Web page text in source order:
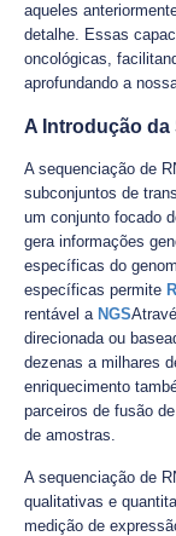
aqueles
detalhe. Essas
oncológicas,
aprofundando a
A Introdução
A sequenciação de
subconjuntos de
um conjunto focado
gera informações
específicas do
específicas permite
rentável a NGS
direcionada ou
dezenas a milhares
enriquecimento
parceiros de fusão
de amostras.
A sequenciação de
qualitativas e
medição de